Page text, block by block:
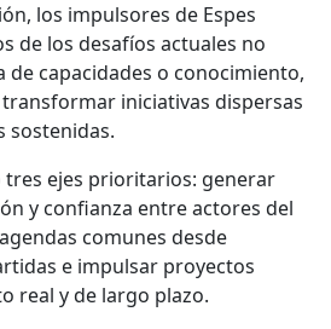
los impulsores de Espes
de los desafíos actuales no
de capacidades o conocimiento,
iniciativas dispersas
sostenidas.
ejes prioritarios: generar
y confianza entre actores del
comunes desde
e impulsar proyectos
real y de largo plazo.